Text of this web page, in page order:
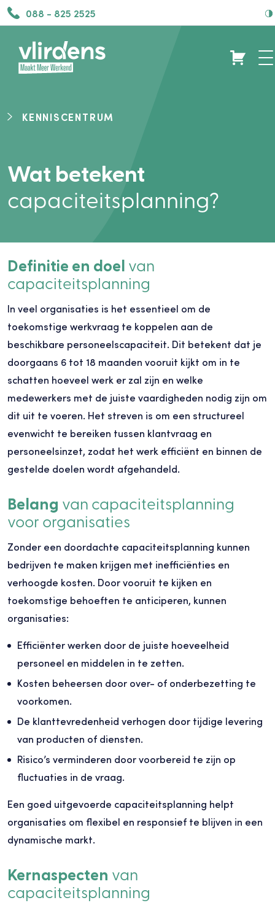
088 - 825 2525
KENNISCENTRUM
Wat betekent
capaciteitsplanning?
Definitie en doel van
capaciteitsplanning
In veel organisaties is het essentieel om de
toekomstige werkvraag te koppelen aan de
beschikbare personeelscapaciteit. Dit betekent dat je
doorgaans 6 tot 18 maanden vooruit kijkt om in te
schatten hoeveel werk er zal zijn en welke
medewerkers met de juiste vaardigheden nodig zijn om
dit uit te voeren. Het streven is om een structureel
evenwicht te bereiken tussen klantvraag en
personeelsinzet, zodat het werk efficiënt en binnen de
gestelde doelen wordt afgehandeld.
Belang van capaciteitsplanning
voor organisaties
Zonder een doordachte capaciteitsplanning kunnen
bedrijven te maken krijgen met inefficiënties en
verhoogde kosten. Door vooruit te kijken en
toekomstige behoeften te anticiperen, kunnen
organisaties:
Efficiënter werken door de juiste hoeveelheid
personeel en middelen in te zetten.
Kosten beheersen door over- of onderbezetting te
voorkomen.
De klanttevredenheid verhogen door tijdige levering
van producten of diensten.
Risico’s verminderen door voorbereid te zijn op
fluctuaties in de vraag.
Een goed uitgevoerde capaciteitsplanning helpt
organisaties om flexibel en responsief te blijven in een
dynamische markt.
Kernaspecten van
capaciteitsplanning